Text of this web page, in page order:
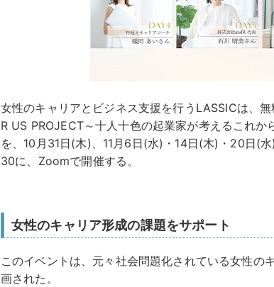
女性のキャリアとビジネス支援を行うLASSICは、
R US PROJECT～十人十色の起業家が考えるこれか
を、10月31日(木)、11月6日(水)・14日(木)・20日(
30に、Zoomで開催する。
女性のキャリア形成の課題をサポート
このイベントは、元々社会問題化されている女性の
画された。